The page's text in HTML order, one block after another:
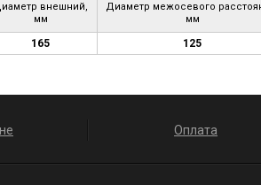
внешний,
мм
Диаметр межосевого
мм
165 125
Оплата